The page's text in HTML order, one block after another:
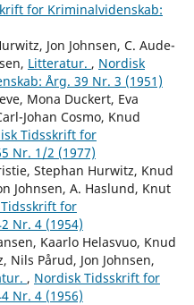
for Kriminalvidenskab:
Jon Johnsen, C. Aude-
Litteratur. , Nordisk
Årg. 39 Nr. 3 (1951)
Mona Duckert, Eva
Johan Cosmo, Knud
Tidsskrift for
Nr. 1/2 (1977)
Stephan Hurwitz, Knud
Johnsen, A. Haslund, Knut
for
Nr. 4 (1954)
Kaarlo Helasvuo, Knud
Nils Pårud, Jon Johnsen,
, Nordisk Tidsskrift for
Nr. 4 (1956)